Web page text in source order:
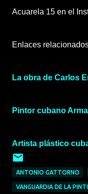
Acuarela 15 en el
Enlaces
La obra de Carlos
Pintor cubano
Artista plástico
ANTONIO GATTORNO
VANGUARDIA DE LA